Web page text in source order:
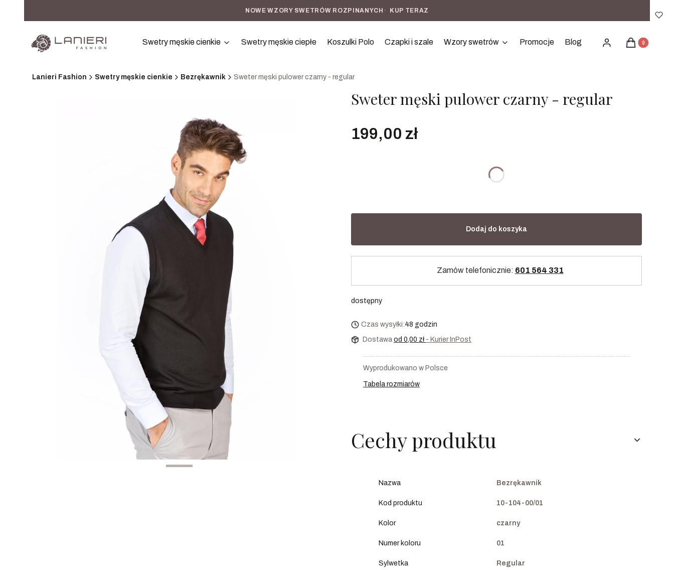
NOWE WZORY SWETRÓW ROZPINANYCH • KUP TERAZ
Swetry męskie cienkie Swetry męskie ciepłe Koszulki Polo Czapki i szale Wzory swetrów Promocje Blog Zaloguj sięProdukty w
Koszyk
Lanieri Fashion Swetry męskie cienkie Bezrękawnik Sweter męski pulower czarny - regular
Sweter męski pulower czarny - regular
Cena
199,00 zł
Dodaj do koszyka
Zamów telefonicznie: 601 564 331
dostępny
Czas wysyłki:48 godzin
Dostawa od 0,00 zł - Kurier InPost
Wyprodukowano w Polsce
Tabela rozmiarów
Cechy produktu
Nazwa Bezrękawnik
Kod produktu 10-104-00/01
Kolor czarny
Numer koloru 01
Sylwetka Regular